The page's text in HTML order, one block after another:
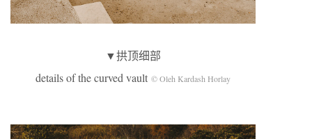
▼拱顶细部
details of the curved vault © Oleh Kardash Horlay